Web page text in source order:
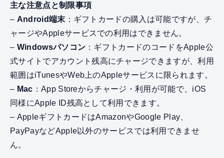
主な注意点と制限事項
– Android端末 ：ギフトカードの購入は可能ですが、チ
ャージやAppleサービスでの利用はできません。
– Windowsパソコン ：ギフトカードのコードをApple公
式サイトでアカウント残高にチャージできますが、利用
範囲はiTunesやWeb上のAppleサービスに限られます。
– Mac ：App Storeからチャージ・利用が可能で、iOS
同様にApple ID残高として利用できます。
– AppleギフトカードはAmazonやGoogle Play、
PayPayなどApple以外のサービスでは利用できませ
ん。